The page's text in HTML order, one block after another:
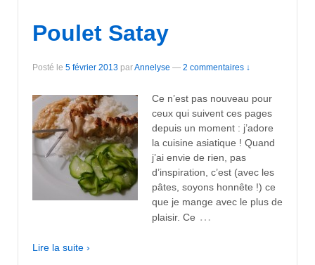
Poulet Satay
Posté le 5 février 2013 parAnnelyse — 2 commentaires ↓
Ce n’est pas nouveau pour
ceux qui suivent ces pages
depuis un moment : j’adore
la cuisine asiatique ! Quand
j’ai envie de rien, pas
d’inspiration, c’est (avec les
pâtes, soyons honnête !) ce
que je mange avec le plus de
plaisir. Ce …
Lire la suite ›